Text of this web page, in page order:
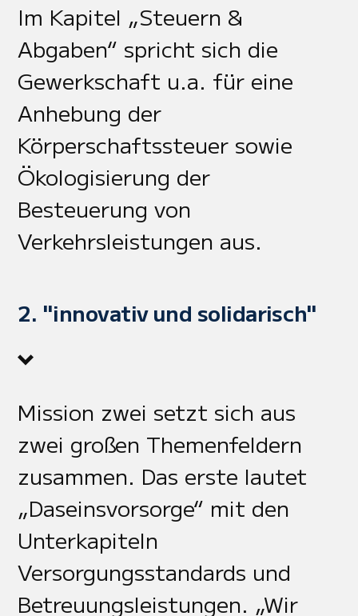
Im Kapitel „Steuern &
Abgaben“ spricht sich die
Gewerkschaft u.a. für eine
Anhebung der
Körperschaftssteuer sowie
Ökologisierung der
Besteuerung von
Verkehrsleistungen aus.
2. "innovativ und solidarisch"
Mission zwei setzt sich aus
zwei großen Themenfeldern
zusammen. Das erste lautet
„Daseinsvorsorge“ mit den
Unterkapiteln
Versorgungsstandards und
Betreuungsleistungen. „Wir